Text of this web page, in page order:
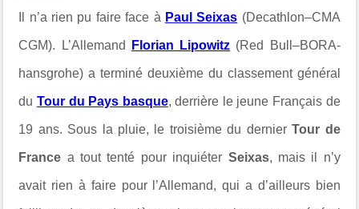
Il n’a rien pu faire face à Paul Seixas (Decathlon–CMA
CGM). L’Allemand Florian Lipowitz (Red Bull–BORA-
hansgrohe) a terminé deuxième du classement général
duTour du Pays basque, derrière le jeune Français de
19 ans. Sous la pluie, le troisième du dernierTour de
France a tout tenté pour inquiéter Seixas, mais il n’y
avait rien à faire pour l’Allemand, qui a d’ailleurs bien